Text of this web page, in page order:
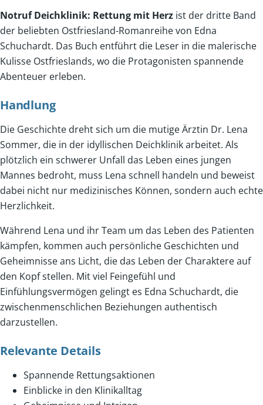
Notruf Deichklinik: Rettung mit Herz ist der dritte Band
der beliebten Ostfriesland-Romanreihe von Edna
Schuchardt. Das Buch entführt die Leser in die malerische
Kulisse Ostfrieslands, wo die Protagonisten spannende
Abenteuer erleben.
Handlung
Die Geschichte dreht sich um die mutige Ärztin Dr. Lena
Sommer, die in der idyllischen Deichklinik arbeitet. Als
plötzlich ein schwerer Unfall das Leben eines jungen
Mannes bedroht, muss Lena schnell handeln und beweist
dabei nicht nur medizinisches Können, sondern auch echte
Herzlichkeit.
Während Lena und ihr Team um das Leben des Patienten
kämpfen, kommen auch persönliche Geschichten und
Geheimnisse ans Licht, die das Leben der Charaktere auf
den Kopf stellen. Mit viel Feingefühl und
Einfühlungsvermögen gelingt es Edna Schuchardt, die
zwischenmenschlichen Beziehungen authentisch
darzustellen.
Relevante Details
Spannende Rettungsaktionen
Einblicke in den Klinikalltag